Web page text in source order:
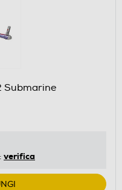
Submarine
verifica